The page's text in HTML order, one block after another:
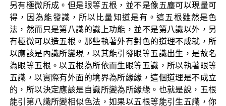
另有極微所成。但是眼等五根，並不是像五塵可以現量可
得，因為能發識，所以比量知道是有。這五根雖然是色
法，然而只是第八識的識上功能，並不是第八識以外，另
有極微可以造五根。那些執著外有對色的道理不成就，所
以應該是內識所變現，以其能引發眼等五識出生，是故名
為眼等五根。以五根為所依而生眼等五識，所以執著眼等
五識，以實際有外面的境界為所緣緣，這個道理是不成立
的，所以決定應該是自識所變為所緣緣。也就是說，五根
能引第八識所變相似色法，如果以五根等能引生五識，你